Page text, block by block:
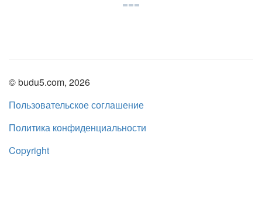
© budu5.com, 2026
Пользовательское соглашение
Политика конфиденциальности
Copyright